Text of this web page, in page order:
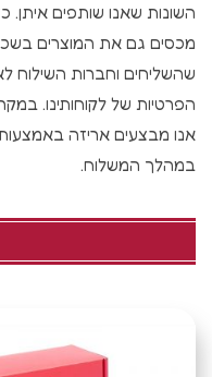
השונות שאנו שותפים איתן.
מכסים גם את המוצרים
שהשליחים וחברות השילוח
הפרטיות של לקוחותינו.
אנו מבצעים אריזה
במהלך המשלוח.